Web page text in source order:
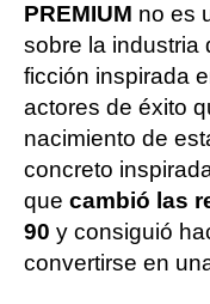
PREMIUM no es
sobre la industria
ficción inspirada
actores de éxito
nacimiento de
concreto
que cambió las
90 y consiguió
convertirse en